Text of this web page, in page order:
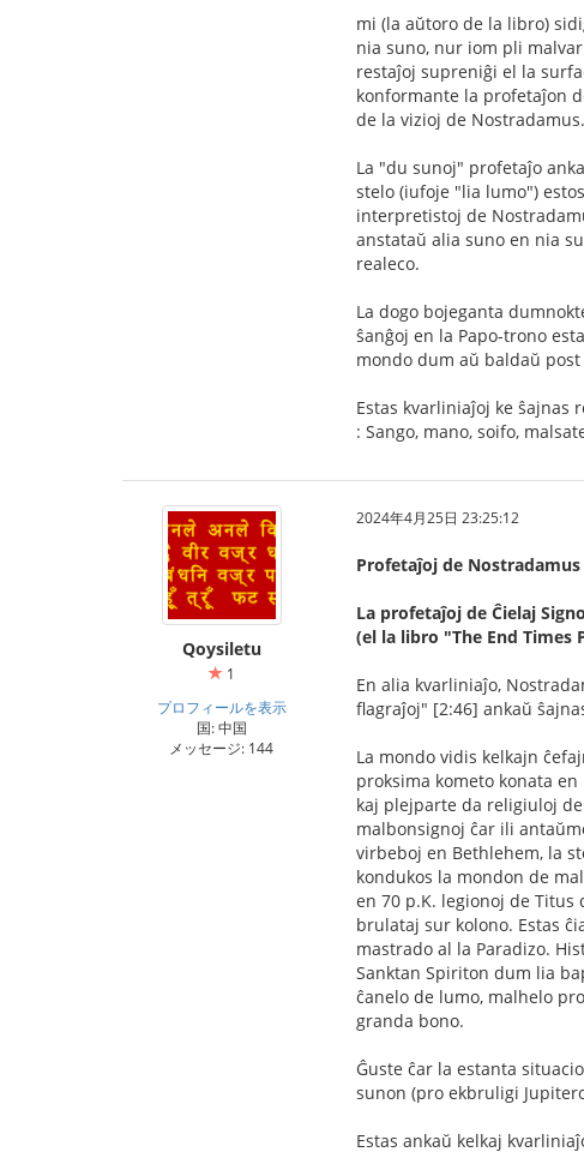
mi (la aŭtoro de la libro)
nia suno, nur iom pli
restaĵoj supreniĝi el la
konformante la profetaĵon
de la vizioj de Nostradamus.
La "du sunoj" profetaĵo
stelo (iufoje "lia lumo")
interpretistoj de
anstataŭ alia suno en nia
realeco.
La dogo bojeganta
ŝanĝoj en la Papo-trono
mondo dum aŭ baldaŭ
Estas kvarliniaĵoj ke
: Sango, mano, soifo,
Qoysiletu
1
プロフィールを表示
国: 中国
メッセージ: 144
2024年4月25日 23:25:12
Profetaĵoj de Nostradamus
La profetaĵoj de Ĉielaj
(el la libro "The End Times
En alia kvarliniaĵo,
flagraĵoj" [2:46] ankaŭ
La mondo vidis kelkajn
proksima kometo konata
kaj plejparte da religiuloj
malbonsignoj ĉar ili
virbeboj en Bethlehem, la
kondukos la mondon de
en 70 p.K. legionoj de
brulataj sur kolono. Estas
mastrado al la Paradizo.
Sanktan Spiriton dum lia
ĉanelo de lumo, malhelo
granda bono.
Ĝuste ĉar la estanta
sunon (pro ekbruligi
Estas ankaŭ kelkaj